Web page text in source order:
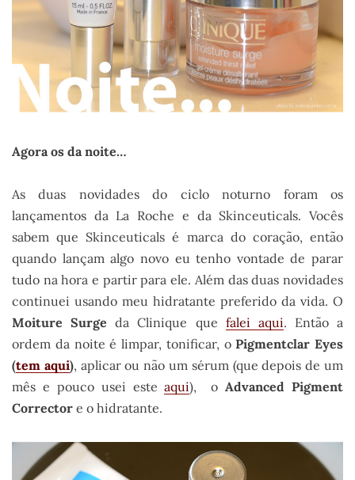
Agora os da noite…
As duas novidades do ciclo noturno foram os
lançamentos da La Roche e da Skinceuticals. Vocês
sabem que Skinceuticals é marca do coração, então
quando lançam algo novo eu tenho vontade de parar
tudo na hora e partir para ele. Além das duas novidades
continuei usando meu hidratante preferido da vida. O
Moiture Surge da Clinique que falei aqui. Então a
ordem da noite é limpar, tonificar, oPigmentclar Eyes
(tem aqui), aplicar ou não um sérum (que depois de um
mês e pouco usei esteaqui), oAdvanced Pigment
Corrector e o hidratante.